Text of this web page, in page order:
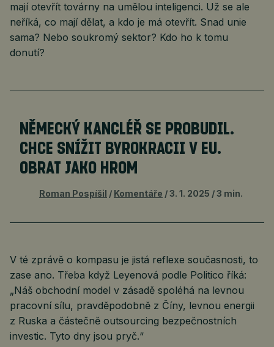
mají otevřít továrny na umělou inteligenci. Už se ale
neříká, co mají dělat, a kdo je má otevřít. Snad unie
sama? Nebo soukromý sektor? Kdo ho k tomu
donutí?
NĚMECKÝ KANCLÉŘ SE PROBUDIL.
CHCE SNÍŽIT BYROKRACII V EU.
OBRAT JAKO HROM
Roman Pospíšil Komentáře 3. 1. 2025 3 min.
V té zprávě o kompasu je jistá reflexe současnosti, to
zase ano. Třeba když Leyenová podle Politico říká:
„Náš obchodní model v zásadě spoléhá na levnou
pracovní sílu, pravděpodobně z Číny, levnou energii
z Ruska a částečně outsourcing bezpečnostních
investic. Tyto dny jsou pryč.“